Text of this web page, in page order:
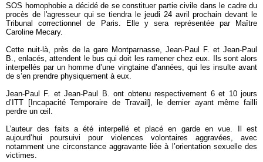
SOS homophobie a décidé de se constituer partie civile dans le cadre du
procès de l'agresseur qui se tiendra le jeudi 24 avril prochain devant le
Tribunal correctionnel de Paris. Elle y sera représentée par Maître
Caroline Mecary.
Cette nuit-là, près de la gare Montparnasse, Jean-Paul F. et Jean-Paul
B., enlacés, attendent le bus qui doit les ramener chez eux. Ils sont alors
interpellés par un homme d’une vingtaine d’années, qui les insulte avant
de s’en prendre physiquement à eux.
Jean-Paul F. et Jean-Paul B. ont obtenu respectivement 6 et 10 jours
d’ITT [Incapacité Temporaire de Travail], le dernier ayant même failli
perdre un œil.
L’auteur des faits a été interpellé et placé en garde en vue. Il est
aujourd’hui poursuivi pour violences volontaires aggravées, avec
notamment une circonstance aggravante liée à l’orientation sexuelle des
victimes.